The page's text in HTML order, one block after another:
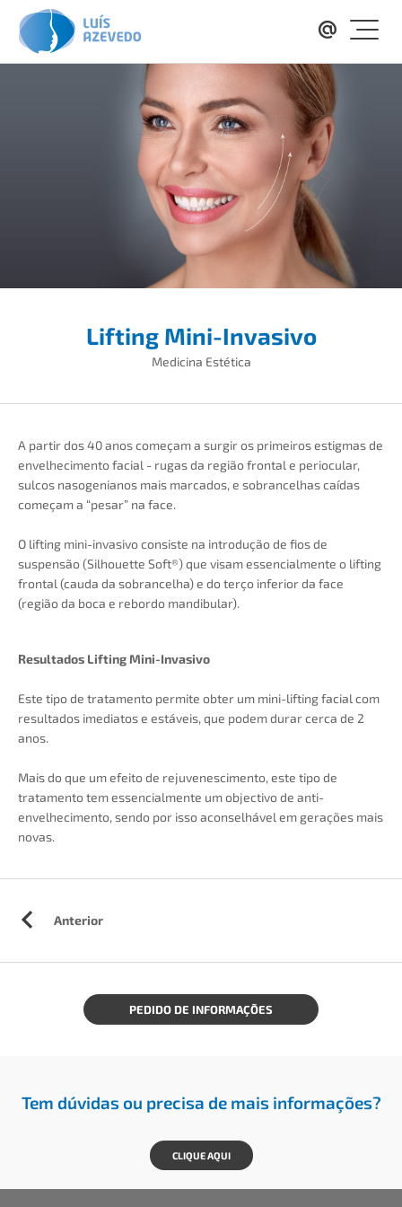
Lifting Mini-Invasivo
Medicina Estética
A partir dos 40 anos começam a surgir os primeiros estigmas de
envelhecimento facial - rugas da região frontal e periocular,
sulcos nasogenianos mais marcados, e sobrancelhas caídas
começam a “pesar” na face.
O lifting mini-invasivo consiste na introdução de fios de
suspensão (Silhouette Soft®) que visam essencialmente o lifting
frontal (cauda da sobrancelha) e do terço inferior da face
(região da boca e rebordo mandibular).
Resultados Lifting Mini-Invasivo
Este tipo de tratamento permite obter um mini-lifting facial com
resultados imediatos e estáveis, que podem durar cerca de 2
anos.
Mais do que um efeito de rejuvenescimento, este tipo de
tratamento tem essencialmente um objectivo de anti-
envelhecimento, sendo por isso aconselhável em gerações mais
novas.
Anterior
PEDIDO DE INFORMAÇÕES
Tem dúvidas ou precisa de mais informações?
CLIQUE AQUI